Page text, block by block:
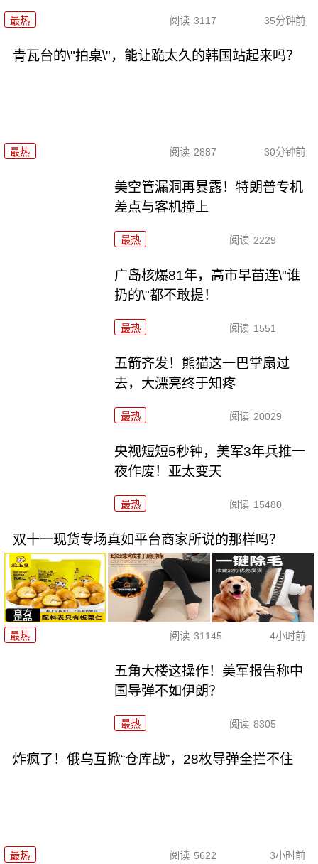
最热 阅读 3117 35分钟前
青瓦台的\"拍桌\"，能让跪太久的韩国站起来吗？
最热 阅读 2887 30分钟前
美空管漏洞再暴露！特朗普专机
差点与客机撞上
最热 阅读 2229
广岛核爆81年，高市早苗连\"谁
扔的\"都不敢提！
最热 阅读 1551
五箭齐发！熊猫这一巴掌扇过
去，大漂亮终于知疼
最热 阅读 20029
央视短短5秒钟，美军3年兵推一
夜作废！亚太变天
最热 阅读 15480
双十一现货专场真如平台商家所说的那样吗？
最热 阅读 31145 4小时前
五角大楼这操作！美军报告称中
国导弹不如伊朗？
最热 阅读 8305
炸疯了！俄乌互掀“仓库战”，28枚导弹全拦不住
最热 阅读 5622 3小时前